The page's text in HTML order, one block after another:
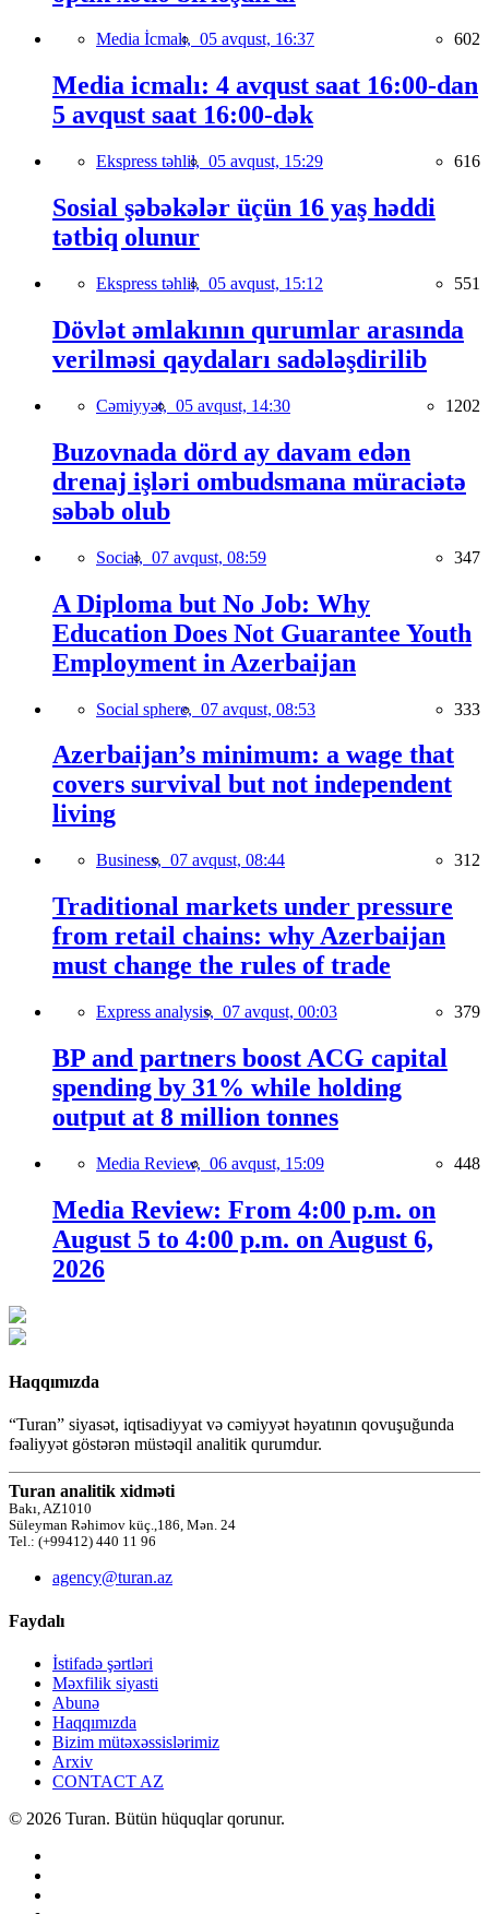
Media İcmalı, 05 avqust, 16:37 602
Media icmalı: 4 avqust saat 16:00-dan
5 avqust saat 16:00-dək
Ekspress təhlil, 05 avqust, 15:29 616
Sosial şəbəkələr üçün 16 yaş həddi
tətbiq olunur
Ekspress təhlil, 05 avqust, 15:12 551
Dövlət əmlakının qurumlar arasında
verilməsi qaydaları sadələşdirilib
Cəmiyyət, 05 avqust, 14:30 1202
Buzovnada dörd ay davam edən
drenaj işləri ombudsmana müraciətə
səbəb olub
Social, 07 avqust, 08:59 347
A Diploma but No Job: Why
Education Does Not Guarantee Youth
Employment in Azerbaijan
Social sphere, 07 avqust, 08:53 333
Azerbaijan’s minimum: a wage that
covers survival but not independent
living
Business, 07 avqust, 08:44 312
Traditional markets under pressure
from retail chains: why Azerbaijan
must change the rules of trade
Express analysis, 07 avqust, 00:03 379
BP and partners boost ACG capital
spending by 31% while holding
output at 8 million tonnes
Media Review, 06 avqust, 15:09 448
Media Review: From 4:00 p.m. on
August 5 to 4:00 p.m. on August 6,
2026
Haqqımızda
“Turan” siyasət, iqtisadiyyat və cəmiyyət həyatının qovuşuğunda
fəaliyyət göstərən müstəqil analitik qurumdur.
Turan analitik xidməti
Bakı, AZ1010
Süleyman Rəhimov küç.,186, Mən. 24
Tel.: (+99412) 440 11 96
agency@turan.az
Faydalı
İstifadə şərtləri
Məxfilik siyasti
Abunə
Haqqımızda
Bizim mütəxəssislərimiz
Arxiv
CONTACT AZ
© 2026 Turan. Bütün hüquqlar qorunur.